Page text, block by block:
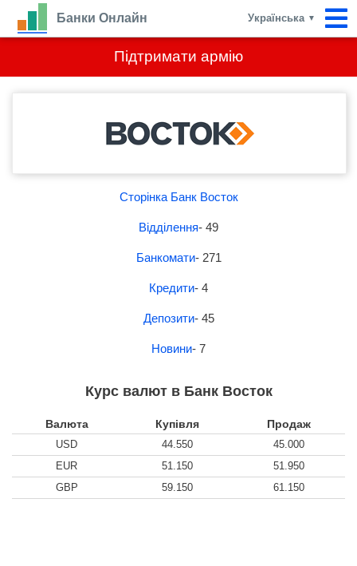
Підтримати армію
Банки Онлайн Українська ▼
Сторінка Банк Восток
Відділення- 49
Банкомати- 271
Кредити- 4
Депозити- 45
Новини- 7
Курс валют в Банк Восток
Валюта Купівля Продаж
USD 44.550
45.000
EUR
51.150
51.950
GBP
59.150 61.150